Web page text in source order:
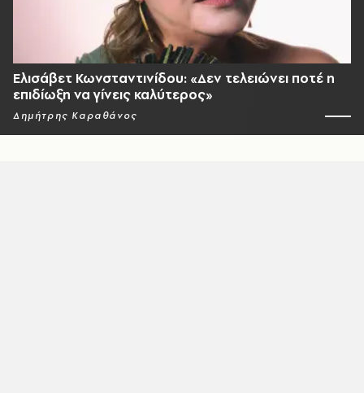
Ελισάβετ Κωνσταντινίδου: «Δεν τελειώνει ποτέ η
επιδίωξη να γίνεις καλύτερος»
Δημήτρης Καραθάνος